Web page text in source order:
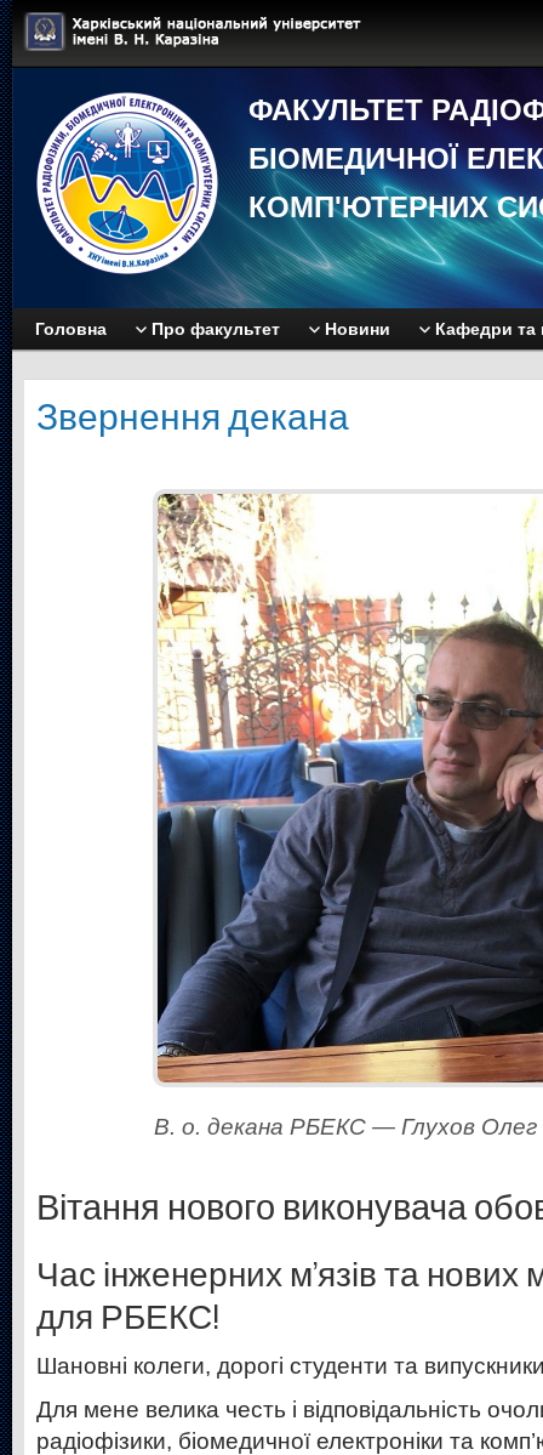
ФАКУЛЬТЕТ
БIОМЕДИЧНОЇ
КОМП'ЮТЕРНИХ
Головна Про факультет Новини Кафедри та
Звернення декана
В. о. декана РБЕКС — Глухов Олег
Вітання нового виконувача
Час інженерних м’язів та
для РБЕКС!
Шановні колеги, дорогі студенти та
Для мене велика честь і відповідальність
радіофізики, біомедичної електроніки та